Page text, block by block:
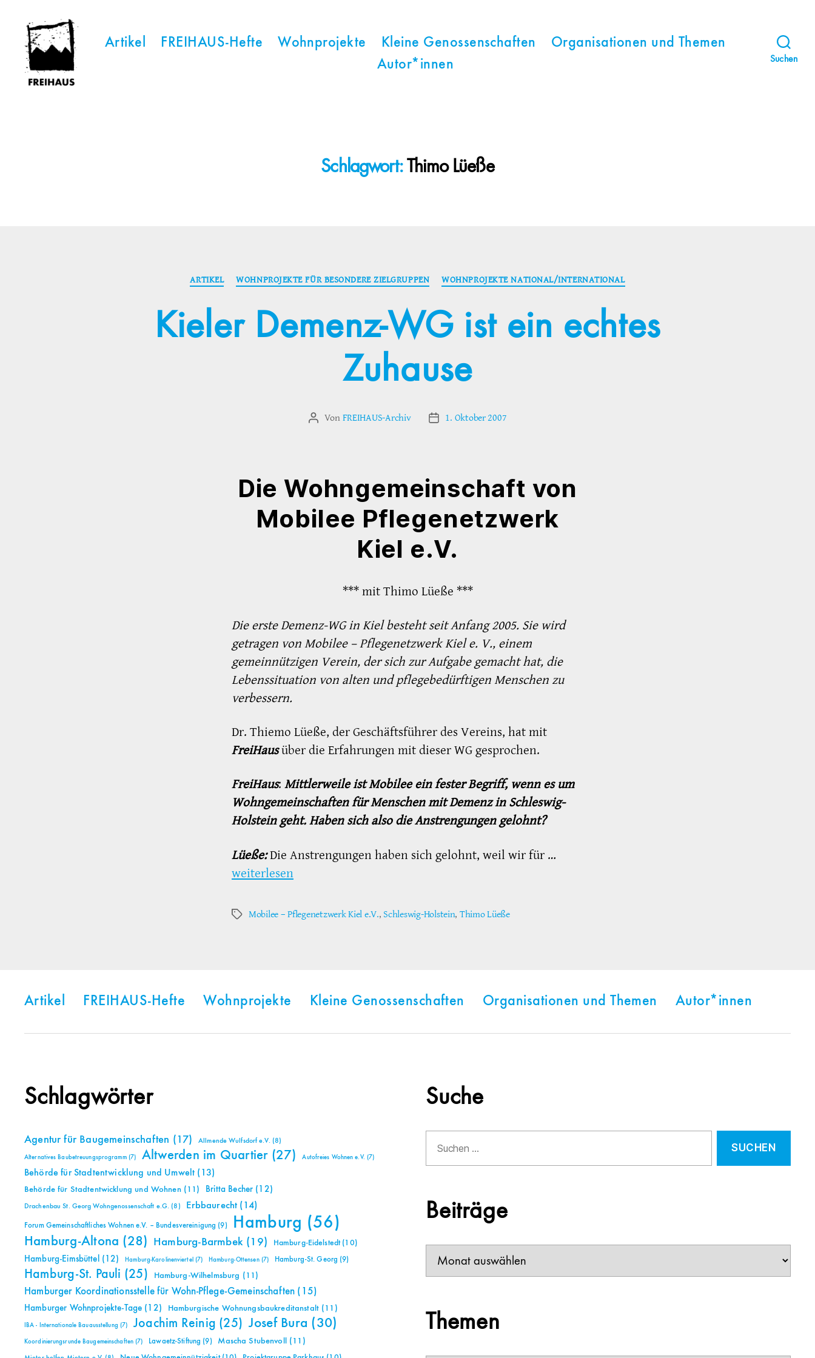
Artikel FREIHAUS-Hefte Wohnprojekte Kleine Genossenschaften
Organisationen und Themen
Autor*innen
Suchen
Schlagwort: Thimo Lüeße
Kategorien
ARTIKEL WOHNPROJEKTE FÜR BESONDERE ZIELGRUPPEN WOHNPROJEKTE NATIONAL/INTERNATIONAL
Kieler Demenz-WG ist ein echtes
Zuhause
Beitragsautor
Von FREIHAUS-Archiv Veröffentlichungsdatum
1. Oktober 2007
Die Wohngemeinschaft von
Mobilee Pflegenetzwerk
Kiel e.V.
*** mit Thimo Lüeße ***
Die erste Demenz-WG in Kiel besteht seit Anfang 2005. Sie wird
getragen von Mobilee – Pflegenetzwerk Kiel e. V., einem
gemeinnützigen Verein, der sich zur Aufgabe gemacht hat, die
Lebenssituation von alten und pflegebedürftigen Menschen zu
verbessern.
Dr. Thiemo Lüeße, der Geschäftsführer des Vereins, hat mit
FreiHausüber die Erfahrungen mit dieser WG gesprochen.
FreiHaus: Mittlerweile ist Mobilee ein fester Begriff, wenn es um
Wohngemeinschaften für Menschen mit Demenz in Schleswig-
Holstein geht. Haben sich also die Anstrengungen gelohnt?
Lüeße:Die Anstrengungen haben sich gelohnt, weil wir für …
weiterlesen
Schlagwörter
Mobilee – Pflegenetzwerk Kiel e.V., Schleswig-Holstein, Thimo Lüeße
Artikel FREIHAUS-Hefte Wohnprojekte Kleine Genossenschaften Organisationen und Themen Autor*innen
Schlagwörter
Agentur für Baugemeinschaften (17) Allmende Wulfsdorf e.V. (8)
Alternatives Baubetreuungsprogramm(7) Altwerden im Quartier(27) Autofreies Wohnen e.V. (7)
Behörde für Stadtentwicklung und Umwelt (13)
Behörde für Stadtentwicklung und Wohnen(11) Britta Becher (12)
Drachenbau St. Georg Wohngenossenschaft e.G. (8) Erbbaurecht (14)
Forum Gemeinschaftliches Wohnen e.V. – Bundesvereinigung (9) Hamburg (56)
Hamburg-Altona (28) Hamburg-Barmbek (19) Hamburg-Eidelstedt(10)
Hamburg-Eimsbüttel (12) Hamburg-Karolinenviertel (7) Hamburg-Ottensen(7) Hamburg-St. Georg (9)
Hamburg-St. Pauli (25) Hamburg-Wilhelmsburg (11)
Hamburger Koordinationsstelle für Wohn-Pflege-Gemeinschaften (15)
Hamburger Wohnprojekte-Tage (12) Hamburgische Wohnungsbaukreditanstalt (11)
IBA - Internationale Bauausstellung (7) Joachim Reinig (25) Josef Bura (30)
Koordinierungsrunde Baugemeinschaften(7) Lawaetz-Stiftung (9) Mascha Stubenvoll (11)
Suche
nach:
Beiträge
Themen